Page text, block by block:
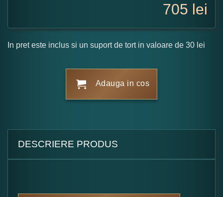
705 lei
In pret este inclus si un suport de tort in valoare de 30 lei
Adauga in cos
DESCRIERE PRODUS